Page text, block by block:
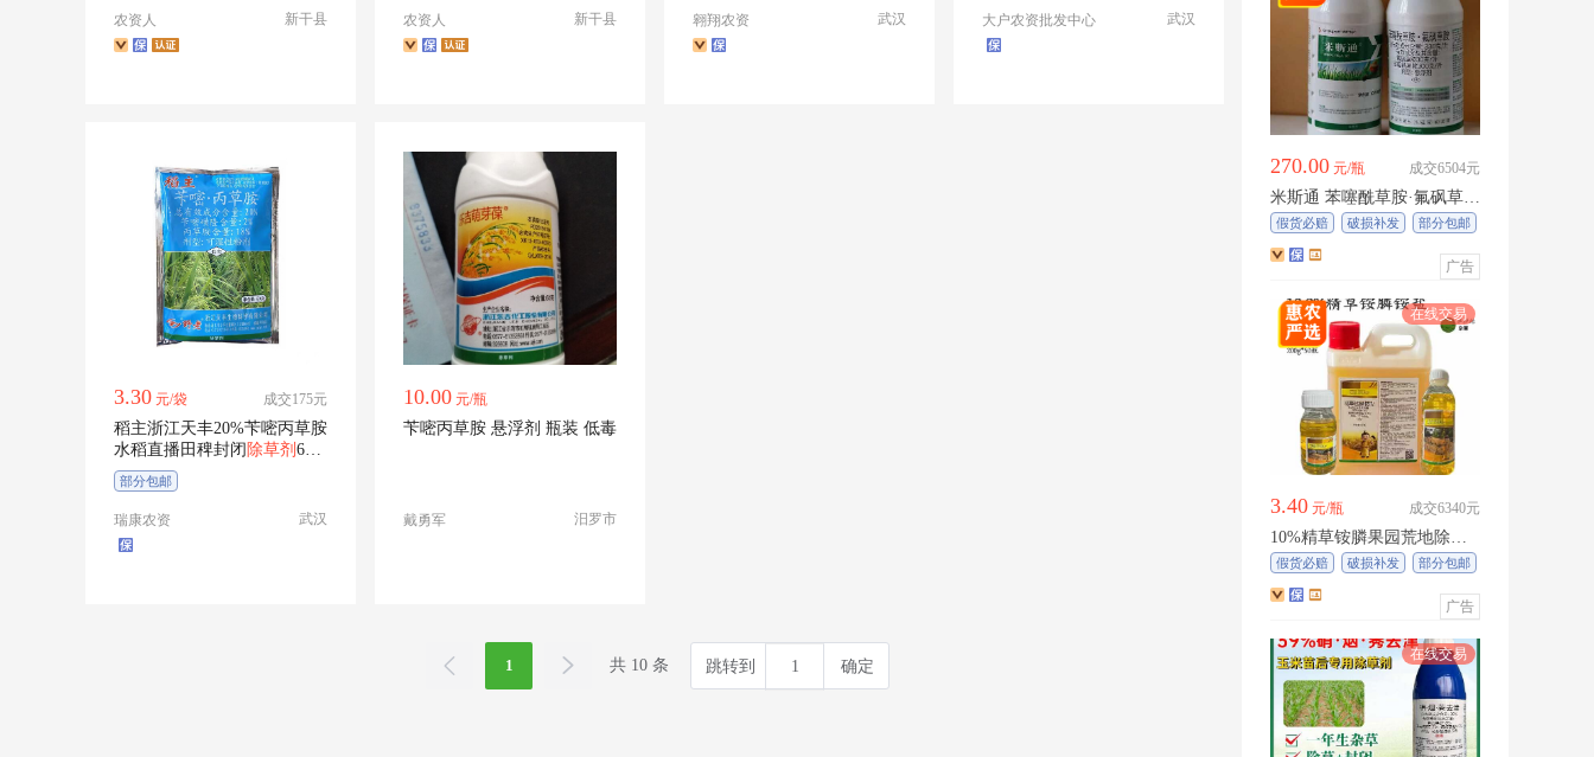
农资人 新干县 农资人 新干县 翱翔农资 武汉 大户农资批发中心 武汉
3.30 元/袋 成交175元
稻主浙江天丰20%苄嘧丙草胺
水稻直播田稗封闭 除草剂 60
克包
部分包邮
瑞康农资 武汉
10.00 元/瓶
苄嘧丙草胺 悬浮剂 瓶装 低毒
戴勇军 汨罗市
1 共 10 条 跳转到 确定
广告
270.00 元/瓶 成交6504元
米斯通 苯噻酰草胺·氟砜草胺
水稻各种种植方式杂草封杀
假货必赔 破损补发 部分包邮
广告
3.40 元/瓶 成交6340元
10%精草铵膦果园荒地除草
牛筋草小飞蓬农药除草剂
假货必赔 破损补发 部分包邮